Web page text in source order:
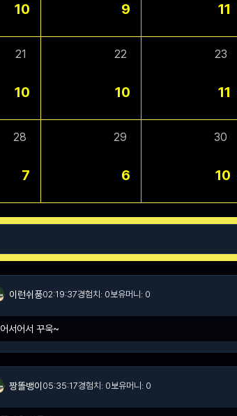
10 9 11
21
10
22
10
23
11
28
7
29
6
30
10
이런쉬풍02:19:37경험치: 0보유머니: 0
어서어서 꾸욱~
짱똘뱅이 05:35:17경험치: 0보유머니: 0